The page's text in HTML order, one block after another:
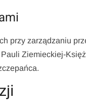
przy zarządzaniu
Ziemieckiej-